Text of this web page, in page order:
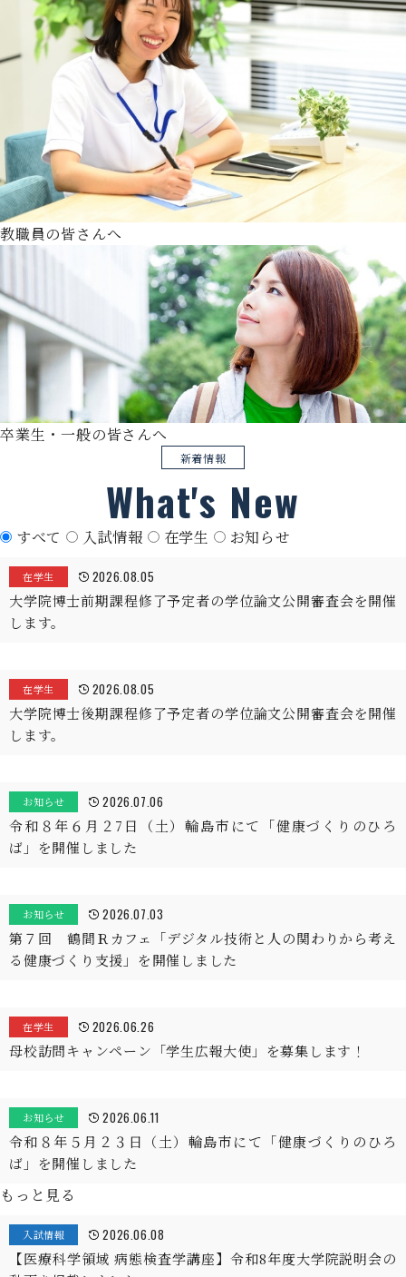
教職員の皆さんへ
卒業生・一般の皆さんへ
新着情報
What's New
すべて 入試情報 在学生 お知らせ
在学生 2026.08.05
大学院博士前期課程修了予定者の学位論文公開審査会を開催
します。
在学生 2026.08.05
大学院博士後期課程修了予定者の学位論文公開審査会を開催
します。
お知らせ 2026.07.06
令和８年６月２7日（土）輪島市にて「健康づくりのひろ
ば」を開催しました
お知らせ 2026.07.03
第７回 鶴間Ｒカフェ「デジタル技術と人の関わりから考え
る健康づくり支援」を開催しました
在学生 2026.06.26
母校訪問キャンペーン「学生広報大使」を募集します！
お知らせ 2026.06.11
令和８年５月２３日（土）輪島市にて「健康づくりのひろ
ば」を開催しました
もっと見る
入試情報 2026.06.08
【医療科学領域 病態検査学講座】令和8年度大学院説明会の